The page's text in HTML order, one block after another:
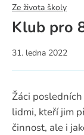
Ze života školy
Klub pro
31. ledna 2022
Žáci
lidmi, kteří jim
činnost, ale i